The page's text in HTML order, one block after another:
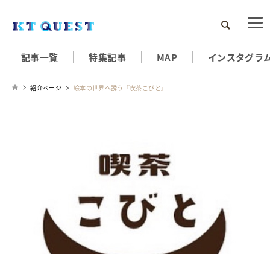
検索
記事一覧 特集記事 MAP インスタグラ
紹介ページ 絵本の世界へ誘う『喫茶こびと』